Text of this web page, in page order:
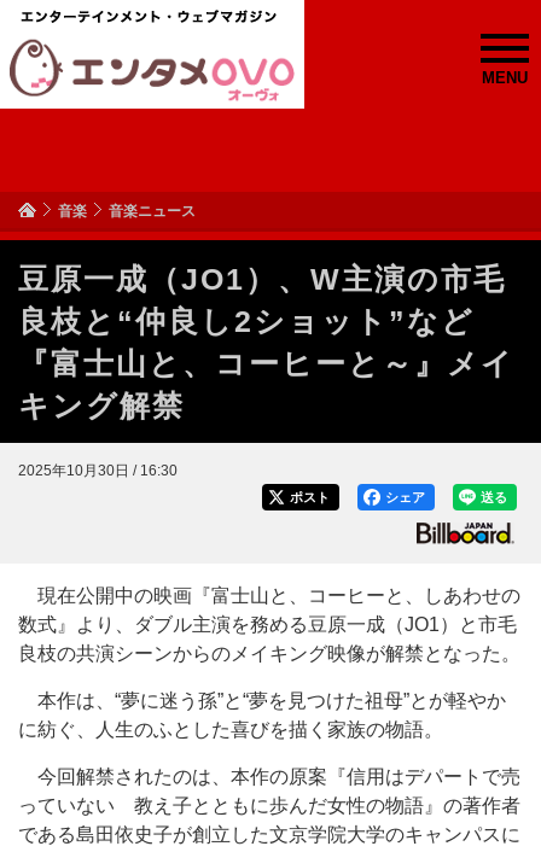
MENU
音楽 音楽ニュース
豆原一成（JO1）、W主演の市毛
良枝と“仲良し2ショット”など
『富士山と、コーヒーと～』メイ
キング解禁
2025年10月30日 / 16:30
送る
シェア
ポスト
現在公開中の映画『富士山と、コーヒーと、しあわせの
数式』より、ダブル主演を務める豆原一成（JO1）と市毛
良枝の共演シーンからのメイキング映像が解禁となった。
本作は、“夢に迷う孫”と“夢を見つけた祖母”とが軽やか
に紡ぐ、人生のふとした喜びを描く家族の物語。
今回解禁されたのは、本作の原案『信用はデパートで売
っていない 教え子とともに歩んだ女性の物語』の著作者
である島田依史子が創立した文京学院大学のキャンパスに